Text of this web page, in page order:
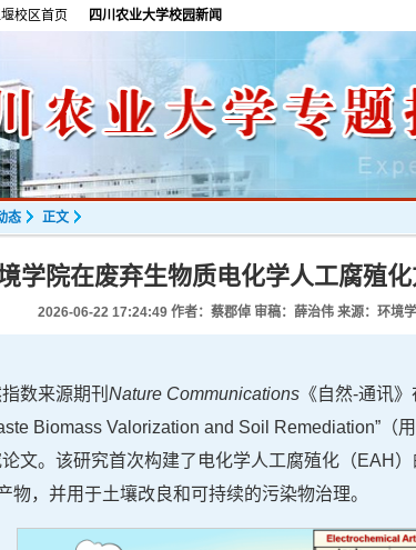
校区首页 四川农业大学校园新闻
态 正文
学院在废弃生物质电化学人工腐殖
2026-06-22 17:24:49作者：蔡郡倬 审稿：薛治伟 来源：环境学
数来源期刊 Nature Communications 《自然-通讯
Biomass Valorization and Soil Remediation”（
文。该研究首次构建了电化学人工腐殖化（EAH
物，并用于土壤改良和可持续的污染物治理。